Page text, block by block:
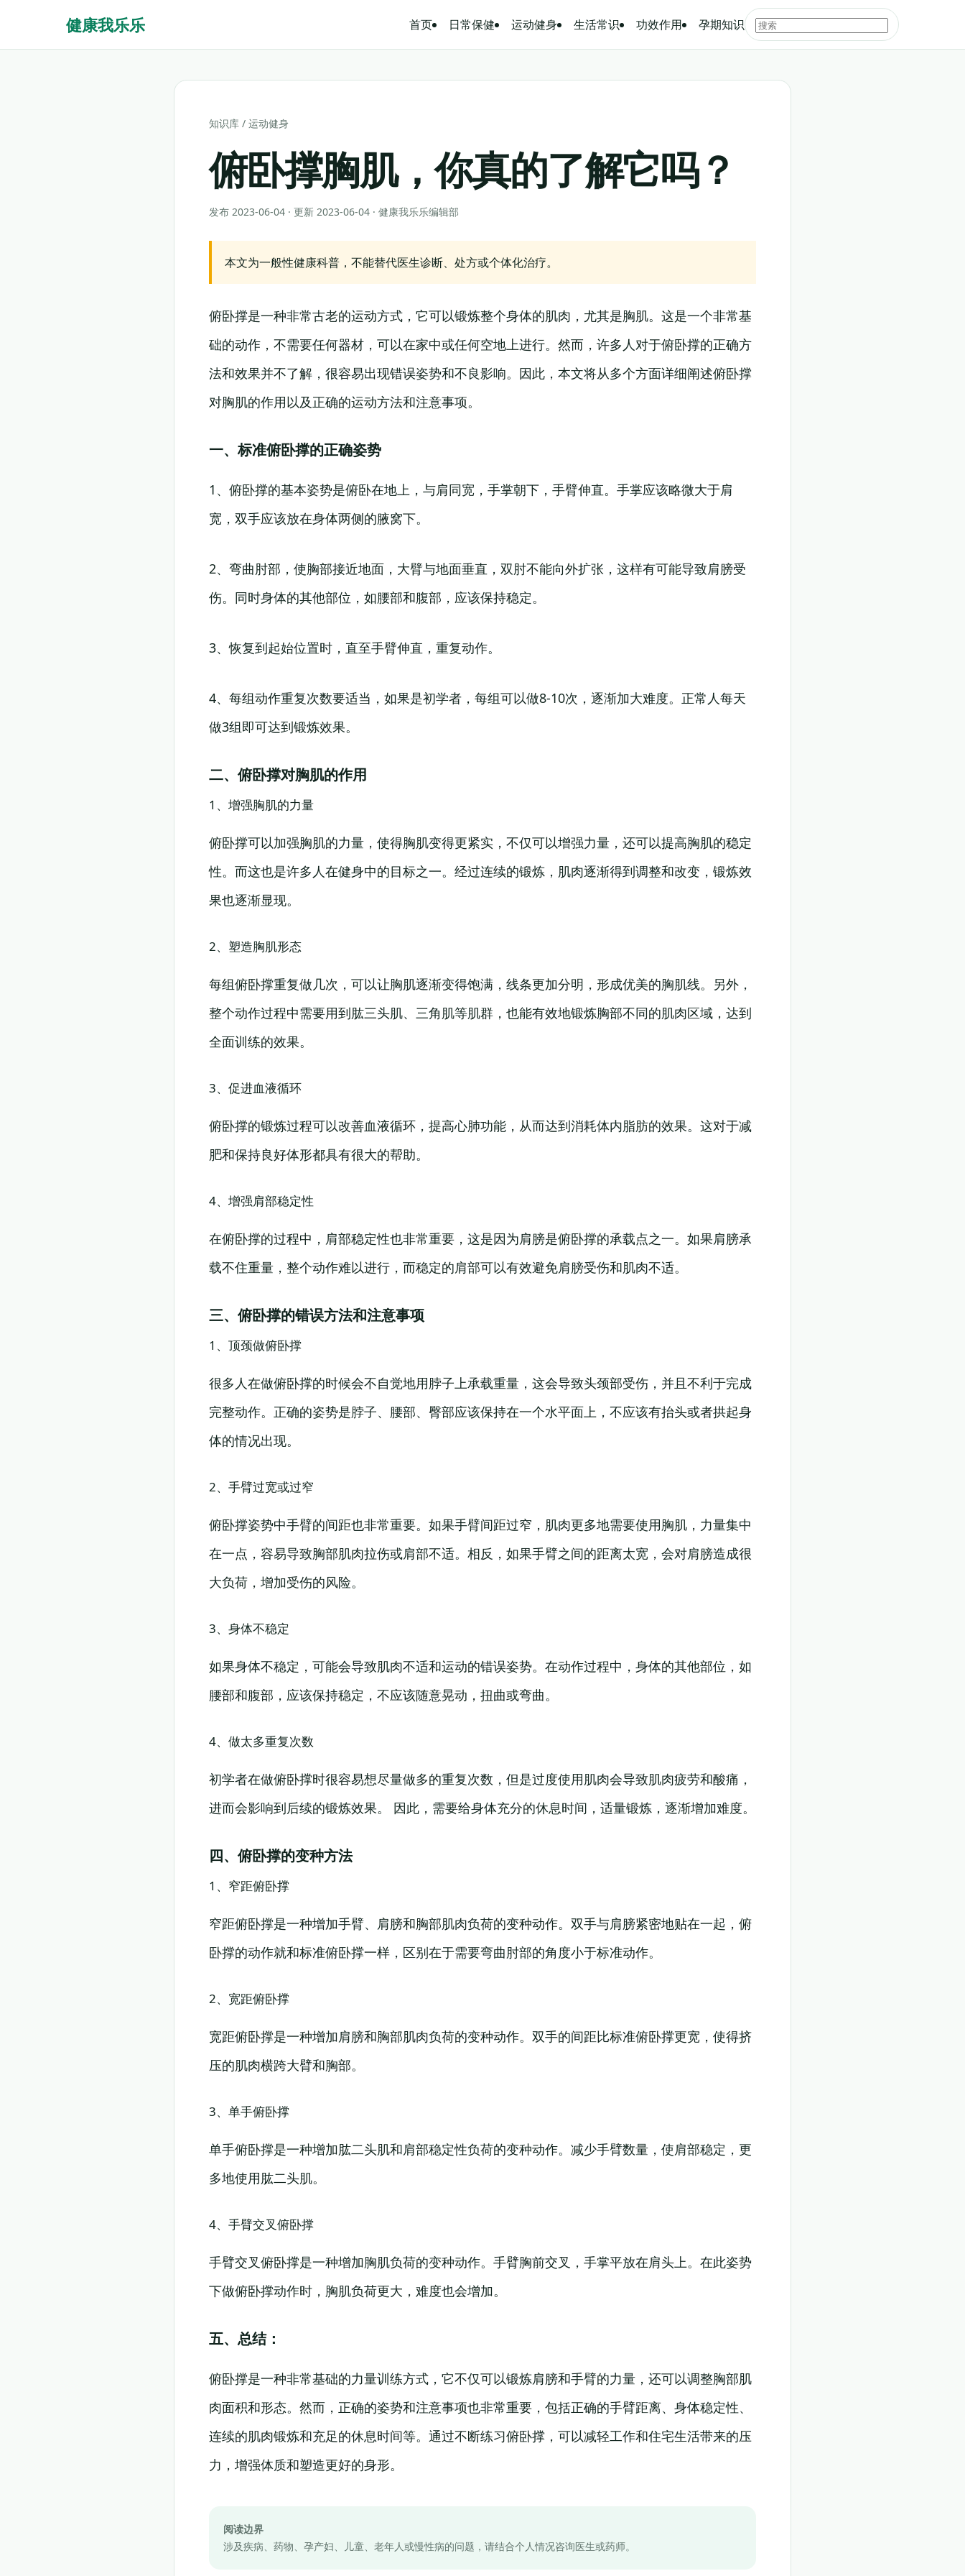
健康我乐乐 首页 日常保健 运动健身 生活常识 功效作用 孕期知识
知识库 / 运动健身
俯卧撑胸肌，你真的了解它吗？
发布 2023-06-04 · 更新 2023-06-04 · 健康我乐乐编辑部
本文为一般性健康科普，不能替代医生诊断、处方或个体化治疗。
俯卧撑是一种非常古老的运动方式，它可以锻炼整个身体的肌肉，尤其是胸肌。这是一个非常基
础的动作，不需要任何器材，可以在家中或任何空地上进行。然而，许多人对于俯卧撑的正确方
法和效果并不了解，很容易出现错误姿势和不良影响。因此，本文将从多个方面详细阐述俯卧撑
对胸肌的作用以及正确的运动方法和注意事项。
一、标准俯卧撑的正确姿势
1、俯卧撑的基本姿势是俯卧在地上，与肩同宽，手掌朝下，手臂伸直。手掌应该略微大于肩
宽，双手应该放在身体两侧的腋窝下。
2、弯曲肘部，使胸部接近地面，大臂与地面垂直，双肘不能向外扩张，这样有可能导致肩膀受
伤。同时身体的其他部位，如腰部和腹部，应该保持稳定。
3、恢复到起始位置时，直至手臂伸直，重复动作。
4、每组动作重复次数要适当，如果是初学者，每组可以做8-10次，逐渐加大难度。正常人每天
做3组即可达到锻炼效果。
二、俯卧撑对胸肌的作用
1、增强胸肌的力量
俯卧撑可以加强胸肌的力量，使得胸肌变得更紧实，不仅可以增强力量，还可以提高胸肌的稳定
性。而这也是许多人在健身中的目标之一。经过连续的锻炼，肌肉逐渐得到调整和改变，锻炼效
果也逐渐显现。
2、塑造胸肌形态
每组俯卧撑重复做几次，可以让胸肌逐渐变得饱满，线条更加分明，形成优美的胸肌线。另外，
整个动作过程中需要用到肱三头肌、三角肌等肌群，也能有效地锻炼胸部不同的肌肉区域，达到
全面训练的效果。
3、促进血液循环
俯卧撑的锻炼过程可以改善血液循环，提高心肺功能，从而达到消耗体内脂肪的效果。这对于减
肥和保持良好体形都具有很大的帮助。
4、增强肩部稳定性
在俯卧撑的过程中，肩部稳定性也非常重要，这是因为肩膀是俯卧撑的承载点之一。如果肩膀承
载不住重量，整个动作难以进行，而稳定的肩部可以有效避免肩膀受伤和肌肉不适。
三、俯卧撑的错误方法和注意事项
1、顶颈做俯卧撑
很多人在做俯卧撑的时候会不自觉地用脖子上承载重量，这会导致头颈部受伤，并且不利于完成
完整动作。正确的姿势是脖子、腰部、臀部应该保持在一个水平面上，不应该有抬头或者拱起身
体的情况出现。
2、手臂过宽或过窄
俯卧撑姿势中手臂的间距也非常重要。如果手臂间距过窄，肌肉更多地需要使用胸肌，力量集中
在一点，容易导致胸部肌肉拉伤或肩部不适。相反，如果手臂之间的距离太宽，会对肩膀造成很
大负荷，增加受伤的风险。
3、身体不稳定
如果身体不稳定，可能会导致肌肉不适和运动的错误姿势。在动作过程中，身体的其他部位，如
腰部和腹部，应该保持稳定，不应该随意晃动，扭曲或弯曲。
4、做太多重复次数
初学者在做俯卧撑时很容易想尽量做多的重复次数，但是过度使用肌肉会导致肌肉疲劳和酸痛，
进而会影响到后续的锻炼效果。 因此，需要给身体充分的休息时间，适量锻炼，逐渐增加难度。
四、俯卧撑的变种方法
1、窄距俯卧撑
窄距俯卧撑是一种增加手臂、肩膀和胸部肌肉负荷的变种动作。双手与肩膀紧密地贴在一起，俯
卧撑的动作就和标准俯卧撑一样，区别在于需要弯曲肘部的角度小于标准动作。
2、宽距俯卧撑
宽距俯卧撑是一种增加肩膀和胸部肌肉负荷的变种动作。双手的间距比标准俯卧撑更宽，使得挤
压的肌肉横跨大臂和胸部。
3、单手俯卧撑
单手俯卧撑是一种增加肱二头肌和肩部稳定性负荷的变种动作。减少手臂数量，使肩部稳定，更
多地使用肱二头肌。
4、手臂交叉俯卧撑
手臂交叉俯卧撑是一种增加胸肌负荷的变种动作。手臂胸前交叉，手掌平放在肩头上。在此姿势
下做俯卧撑动作时，胸肌负荷更大，难度也会增加。
五、总结：
俯卧撑是一种非常基础的力量训练方式，它不仅可以锻炼肩膀和手臂的力量，还可以调整胸部肌
肉面积和形态。然而，正确的姿势和注意事项也非常重要，包括正确的手臂距离、身体稳定性、
连续的肌肉锻炼和充足的休息时间等。通过不断练习俯卧撑，可以减轻工作和住宅生活带来的压
力，增强体质和塑造更好的身形。
阅读边界
涉及疾病、药物、孕产妇、儿童、老年人或慢性病的问题，请结合个人情况咨询医生或药师。